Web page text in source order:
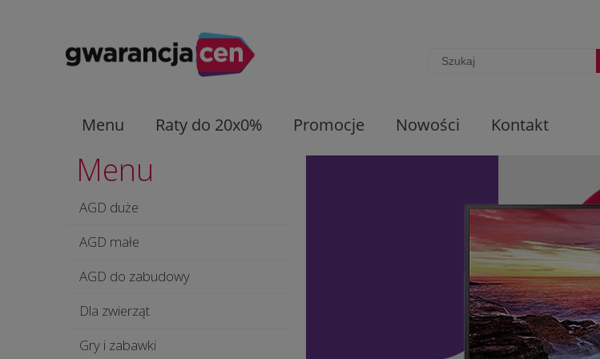
Menu Raty do 20x0% Promocje Nowości Kontakt
Menu
AGD duże
AGD małe
AGD do zabudowy
Dla zwierząt
Gry i zabawki